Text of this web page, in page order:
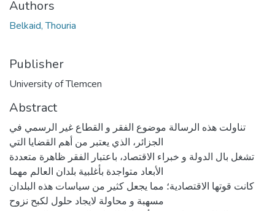
Authors
Belkaid, Thouria
Publisher
University of Tlemcen
Abstract
تناولت ھذه الرسالة موضوع الفقر و القطاع غیر الرسمي في
الجزائر، الذي یعتبر من أھم القضایا التي
تشغل بال الدولة و خبراء الاقتصاد، باعتبار الفقر ظاھرة متعددة
الأبعاد متواجدة بأغلبیة بلدان العالم مھما
كانت قوتھا الاقتصادیة؛ مما یجعل كثیر من سیاسات ھذه البلدان
مسھبة و محاولة لایجاد حلول لكبح نزوح